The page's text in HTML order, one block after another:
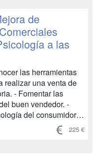
efectuar los
canalización y/o
de
a las
las herramientas
realizar una venta de
las
buen vendedor. -
del consumidor y
(o
conocimientos
225 €